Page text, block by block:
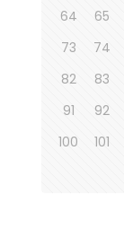
64
65
73
74
82
83
91
92
100
101